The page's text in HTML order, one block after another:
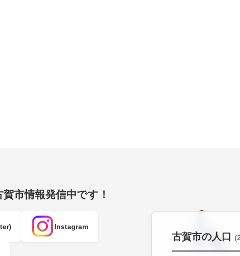
市情報発信中です！
Instagram
古賀市の人口